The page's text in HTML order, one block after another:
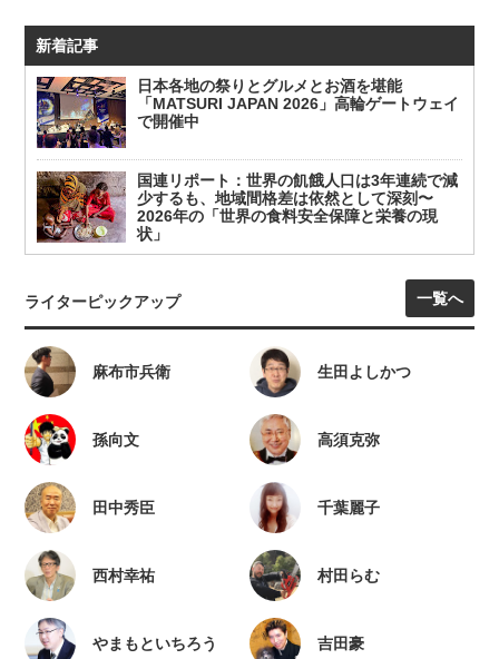
新着記事
日本各地の祭りとグルメとお酒を堪能
「MATSURI JAPAN 2026」高輪ゲートウェイ
で開催中
国連リポート：世界の飢餓人口は3年連続で減
少するも、地域間格差は依然として深刻〜
2026年の「世界の食料安全保障と栄養の現
状」
ライターピックアップ 一覧へ
麻布市兵衛 生田よしかつ
孫向文 高須克弥
田中秀臣 千葉麗子
西村幸祐 村田らむ
やまもといちろう 吉田豪